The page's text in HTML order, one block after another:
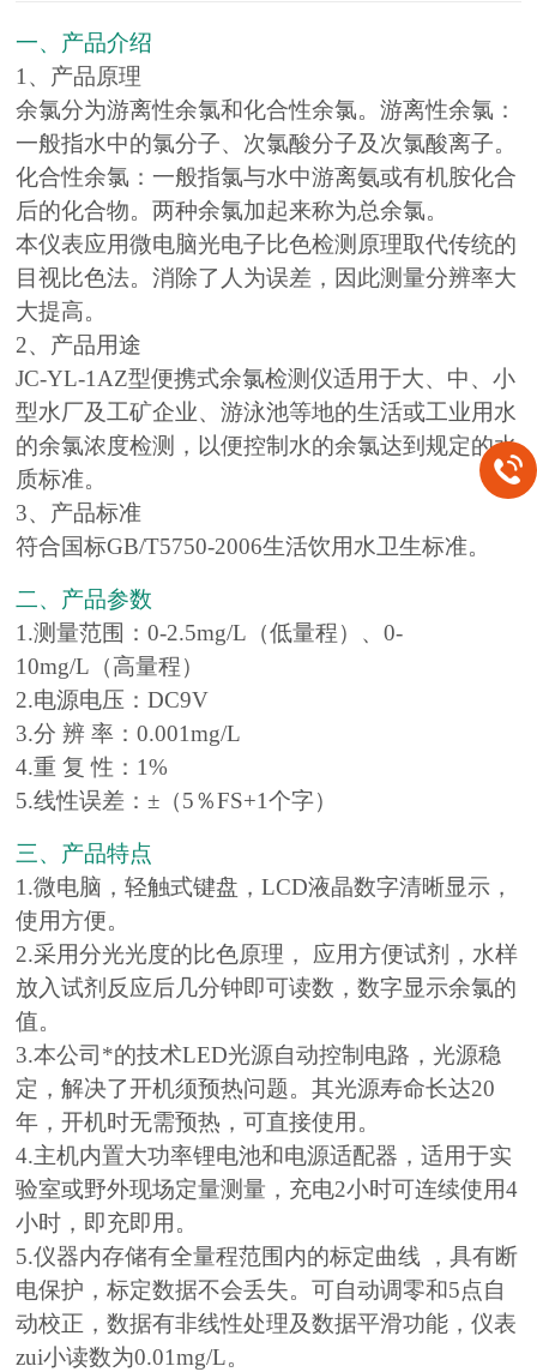
一、产品介绍
1、产品原理
余氯分为游离性余氯和化合性余氯。游离性余氯：
一般指水中的氯分子、次氯酸分子及次氯酸离子。
化合性余氯：一般指氯与水中游离氨或有机胺化合
后的化合物。两种余氯加起来称为总余氯。
本仪表应用微电脑光电子比色检测原理取代传统的
目视比色法。消除了人为误差，因此测量分辨率大
大提高。
2、产品用途
JC-YL-1AZ型便携式余氯检测仪适用于大、中、小
型水厂及工矿企业、游泳池等地的生活或工业用水
的余氯浓度检测，以便控制水的余氯达到规定的水
质标准。
3、产品标准
符合国标GB/T5750-2006生活饮用水卫生标准。
二、产品参数
1.测量范围：0-2.5mg/L（低量程）、0-
10mg/L（高量程）
2.电源电压：DC9V
3.分 辨 率：0.001mg/L
4.重 复 性：1%
5.线性误差：±（5％FS+1个字）
三、产品特点
1.微电脑，轻触式键盘，LCD液晶数字清晰显示，
使用方便。
2.采用分光光度的比色原理， 应用方便试剂，水样
放入试剂反应后几分钟即可读数，数字显示余氯的
值。
3.本公司*的技术LED光源自动控制电路，光源稳
定，解决了开机须预热问题。其光源寿命长达20
年，开机时无需预热，可直接使用。
4.主机内置大功率锂电池和电源适配器，适用于实
验室或野外现场定量测量，充电2小时可连续使用4
小时，即充即用。
5.仪器内存储有全量程范围内的标定曲线 ，具有断
电保护，标定数据不会丢失。可自动调零和5点自
动校正，数据有非线性处理及数据平滑功能，仪表
zui小读数为0.01mg/L。